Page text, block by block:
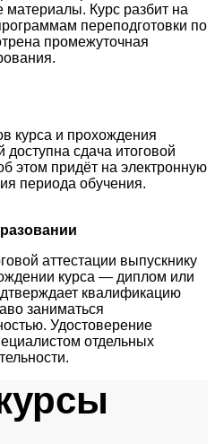
Курс разбит на
переподготовки по
промежуточная
курса и прохождения
сдача итоговой
этом придёт на электронную
периода обучения.
аттестации выпускнику
курса — диплом или
квалификацию
заниматься
Удостоверение
отдельных